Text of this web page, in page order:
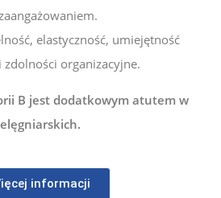
elastyczność, umiejętność
zdolności organizacyjne.
B jest dodatkowym atutem w
informacji